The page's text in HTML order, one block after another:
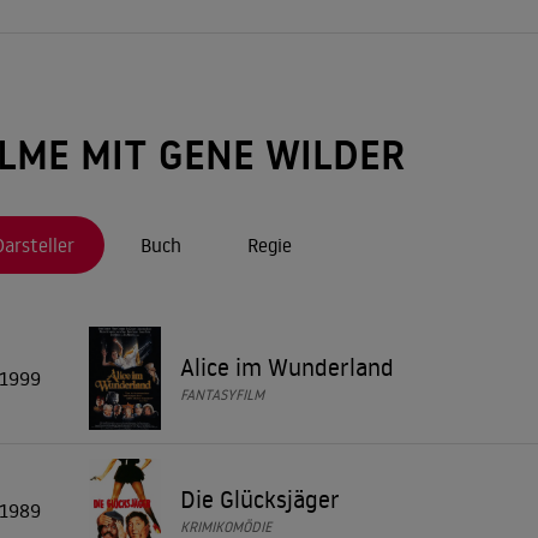
Hussein ist der Regisseur der Groteske "Quackser Fortune hat
die Rolle, die seine Popularität aktivierte, der Dr. Frederick
MIT GENE WILDER
Buch Regie
1999 Alice im Wunderland
FANTASYFILM
1989 Die Glücksjäger
KRIMIKOMÖDIE